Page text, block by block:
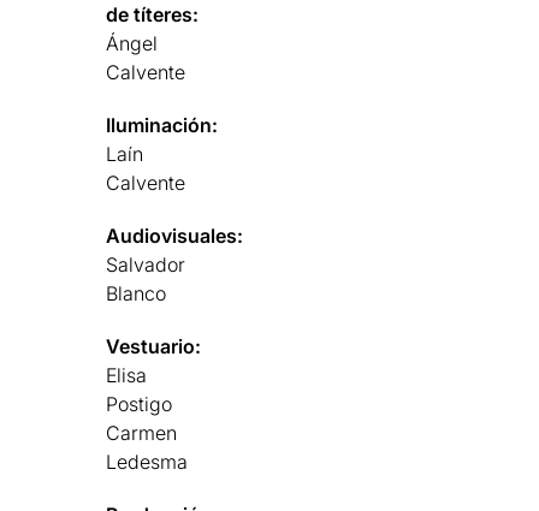
de títeres:
Ángel
Calvente
Iluminación:
Laín
Calvente
Audiovisuales:
Salvador
Blanco
Vestuario:
Elisa
Postigo
Carmen
Ledesma